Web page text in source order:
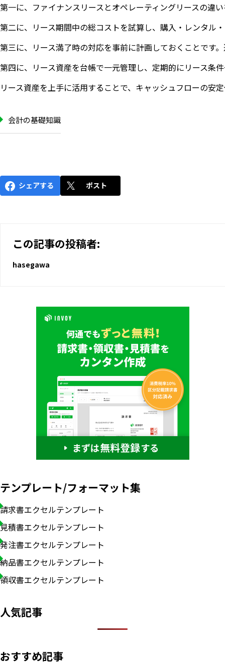
第一に、ファイナンスリースとオペレーティングリースの違
第二に、リース期間中の総コストを試算し、購入・レンタル
第三に、リース満了時の対応を事前に計画しておくことです
第四に、リース資産を台帳で一元管理し、定期的にリース条
リース資産を上手に活用することで、キャッシュフローの安
会計の基礎知識
シェアする ポスト
この記事の投稿者:
hasegawa
テンプレート/フォーマット集
請求書エクセルテンプレート
見積書エクセルテンプレート
発注書エクセルテンプレート
納品書エクセルテンプレート
領収書エクセルテンプレート
人気記事
おすすめ記事